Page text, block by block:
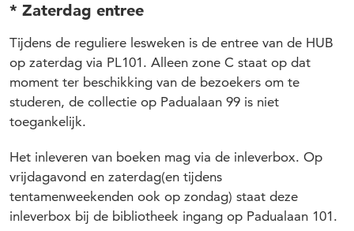
* Zaterdag entree
Tijdens de reguliere lesweken is de entree van de HUB
op zaterdag via PL101. Alleen zone C staat op dat
moment ter beschikking van de bezoekers om te
studeren, de collectie op Padualaan 99 is niet
toegankelijk.
Het inleveren van boeken mag via de inleverbox. Op
vrijdagavond en zaterdag(en tijdens
tentamenweekenden ook op zondag) staat deze
inleverbox bij de bibliotheek ingang op Padualaan 101.